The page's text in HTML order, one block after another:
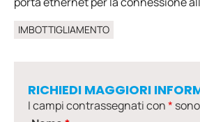
IMBOTTIGLIAMENTO
RICHIEDI MAGGIORI
I campi contrassegnati con*